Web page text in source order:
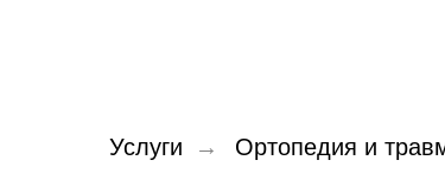
Услуги → Ортопедия и